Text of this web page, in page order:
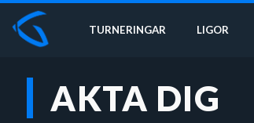
TURNERINGAR LIGOR
AKTA DIG